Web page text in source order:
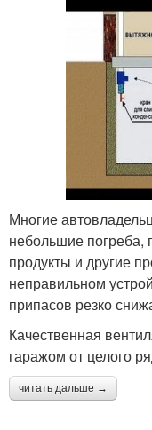
Многие
небольшие погреба,
продукты и другие
неправильном
припасов резко
Качественная
гаражом от целого
читать дальше →